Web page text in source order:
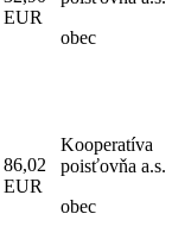
EUR
obec
86,02
EUR
Kooperatíva
poisťovňa a.s.
obec